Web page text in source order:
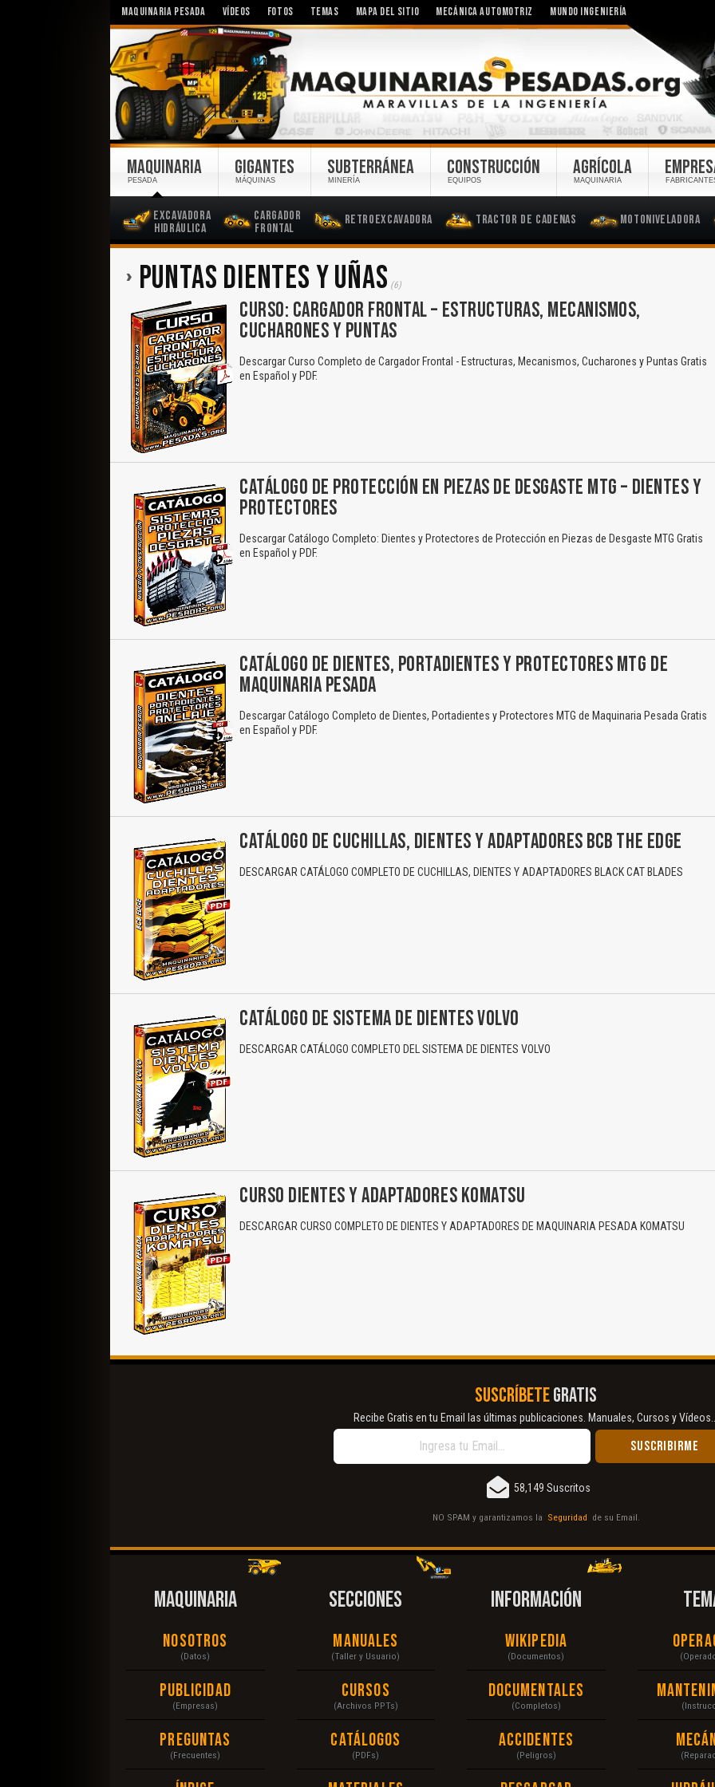
MAQUINARIA PESADA VÍDEOS FOTOS TEMAS MAPA DEL SITIO MECÁNICA AUTOMOTRIZ MUNDO INGENIERÍA
MAQUINARIA
PESADA
Excavadora
Hidráulica
Cargador
Frontal
Retroexcavadora Tractor de Cadenas Motoniveladora
GIGANTES
MÁQUINAS
SUBTERRÁNEA
MINERÍA
CONSTRUCCIÓN
EQUIPOS
AGRÍCOLA
MAQUINARIA
PUNTAS DIENTES Y UÑAS (6)
CURSO: CARGADOR FRONTAL – ESTRUCTURAS, MECANISMOS,
CUCHARONES Y PUNTAS
Descargar Curso Completo de Cargador Frontal - Estructuras, Mecanismos, Cucharones y Puntas Gratis
en Español y PDF.
CATÁLOGO DE PROTECCIÓN EN PIEZAS DE DESGASTE MTG – DIENTES Y
PROTECTORES
Descargar Catálogo Completo: Dientes y Protectores de Protección en Piezas de Desgaste MTG Gratis
en Español y PDF.
CATÁLOGO DE DIENTES, PORTADIENTES Y PROTECTORES MTG DE
MAQUINARIA PESADA
Descargar Catálogo Completo de Dientes, Portadientes y Protectores MTG de Maquinaria Pesada Gratis
en Español y PDF.
CATÁLOGO DE CUCHILLAS, DIENTES Y ADAPTADORES BCB THE EDGE
DESCARGAR CATÁLOGO COMPLETO DE CUCHILLAS, DIENTES Y ADAPTADORES BLACK CAT BLADES
CATÁLOGO DE SISTEMA DE DIENTES VOLVO
DESCARGAR CATÁLOGO COMPLETO DEL SISTEMA DE DIENTES VOLVO
CURSO DIENTES Y ADAPTADORES KOMATSU
DESCARGAR CURSO COMPLETO DE DIENTES Y ADAPTADORES DE MAQUINARIA PESADA KOMATSU
SUSCRÍBETEGRATIS
Recibe Gratis en tu Email las últimas publicaciones. Manuales, Cursos y
58,149 Suscritos
NO SPAM y garantizamos la Seguridad de su Email.
MAQUINARIA
Nosotros
(Datos)
Publicidad
(Empresas)
Preguntas
(Frecuentes)
SECCIONES
Manuales
(Taller y Usuario)
Cursos
(Archivos PPTs)
Catálogos
(PDFs)
INFORMACIÓN
Wikipedia
(Documentos)
Documentales
(Completos)
Accidentes
(Peligros)
No carga o no se visualiza el contenido.